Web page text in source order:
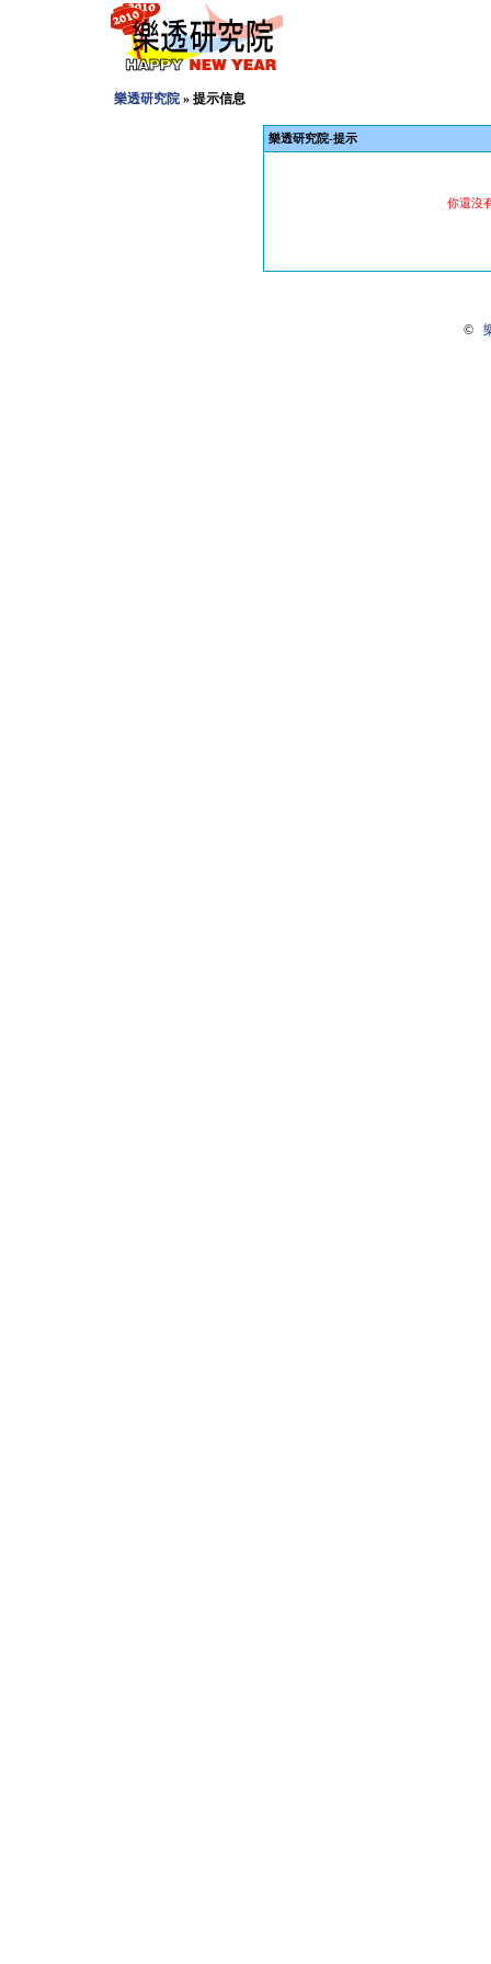
樂透研究院» 提示信息
樂透研究院-提示
你還沒
©